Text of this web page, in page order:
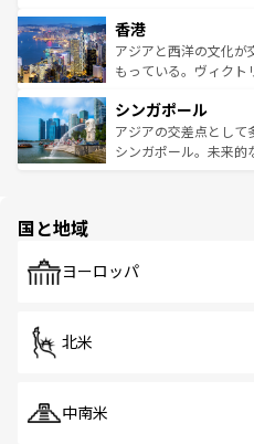
とつ。フォーやバイン
ひ現地で味わいたい。
が旅行者を迎えてくれ
参照してほしい。
の活気が交差している
帯で自然と触れ合い、
いビーチでリゾート気
激する。気候は一年中
が待っている。親しみ
た文化、そして多様な
香港
アジアと西洋の文化が
もっている。ヴィクト
み、どこを訪れても感
ており、効率よく見ど
うな絶景から文化的な
シンガポール
アジアの交差点として
シンガポール。未来的
で、ホーカーズは地元
国と地域
ヨーロッパ
北米
中南米